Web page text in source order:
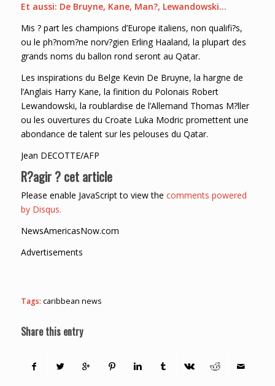
Et aussi: De Bruyne, Kane, Man?, Lewandowski…
Mis ? part les champions d’Europe italiens, non qualifi?s,
ou le ph?nom?ne norv?gien Erling Haaland, la plupart des
grands noms du ballon rond seront au Qatar.
Les inspirations du Belge Kevin De Bruyne, la hargne de
l’Anglais Harry Kane, la finition du Polonais Robert
Lewandowski, la roublardise de l’Allemand Thomas M?ller
ou les ouvertures du Croate Luka Modric promettent une
abondance de talent sur les pelouses du Qatar.
Jean DECOTTE/AFP
R?agir ? cet article
Please enable JavaScript to view the comments powered
by Disqus.
NewsAmericasNow.com
Advertisements
Tags: caribbean news
Share this entry